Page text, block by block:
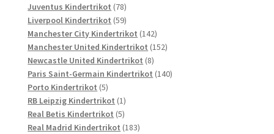
Produkte
Juventus Kindertrikot 7878
Produkte
Liverpool Kindertrikot 5959
Produkte
Manchester City Kindertrikot 142142
Produkte
Manchester United Kindertrikot 152152
Newcastle United Kindertrikot 88
Produkte
Paris Saint-Germain Kindertrikot 140140
Porto Kindertrikot 55
Produkte
RB Leipzig Kindertrikot 11
Produkt
Real Betis Kindertrikot 55
Produkte
Real Madrid Kindertrikot 183183